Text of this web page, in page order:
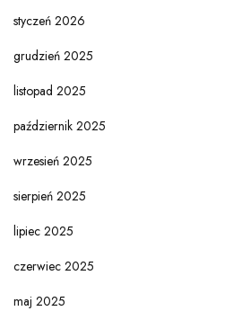
styczeń 2026
grudzień 2025
listopad 2025
październik 2025
wrzesień 2025
sierpień 2025
lipiec 2025
czerwiec 2025
maj 2025